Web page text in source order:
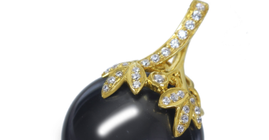
カートを見る
お買い物を続ける